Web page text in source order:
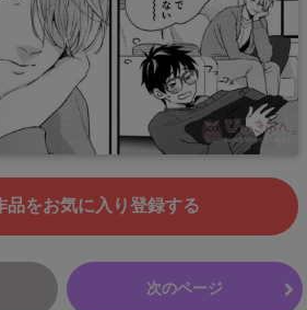
品をお気に入り登録する
次のページ